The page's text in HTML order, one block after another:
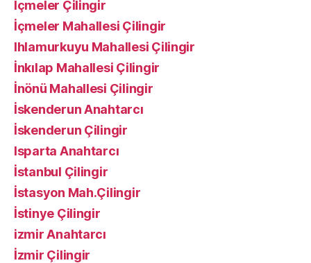
İçmeler Çilingir
İçmeler Mahallesi Çilingir
Ihlamurkuyu Mahallesi Çilingir
İnkılap Mahallesi Çilingir
İnönü Mahallesi Çilingir
İskenderun Anahtarcı
İskenderun Çilingir
Isparta Anahtarcı
İstanbul Çilingir
İstasyon Mah.Çilingir
İstinye Çilingir
izmir Anahtarcı
İzmir Çilingir